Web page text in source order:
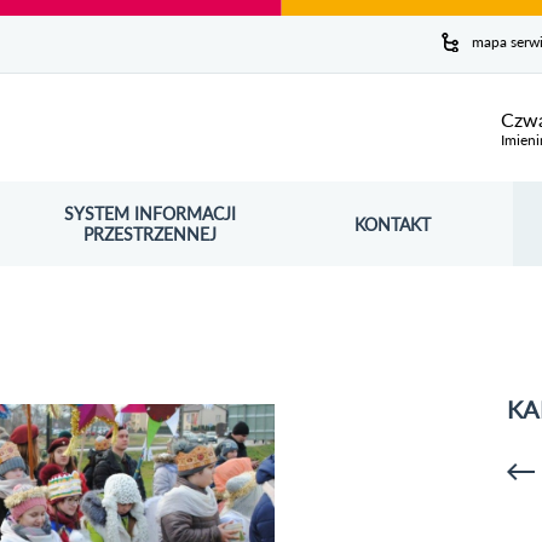
mapa
SYSTEM INFORMACJI
PRZESTRZENNEJ
OTWORZY SIĘ W NOWYM OKNIE KONTAKT